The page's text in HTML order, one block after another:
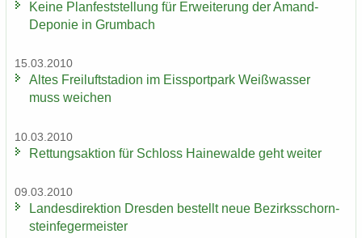
Keine Plan­fest­stel­lung für Er­wei­te­rung der Amand-​
Deponie in Grum­bach
15.03.2010
Altes Frei­luft­sta­di­on im Eis­sport­park Weiß­was­ser
muss wei­chen
10.03.2010
Ret­tungs­ak­ti­on für Schloss Hai­ne­wal­de geht wei­ter
09.03.2010
Lan­des­di­rek­ti­on Dres­den be­stellt neue Be­zirks­schorn­
stein­fe­ger­meis­ter